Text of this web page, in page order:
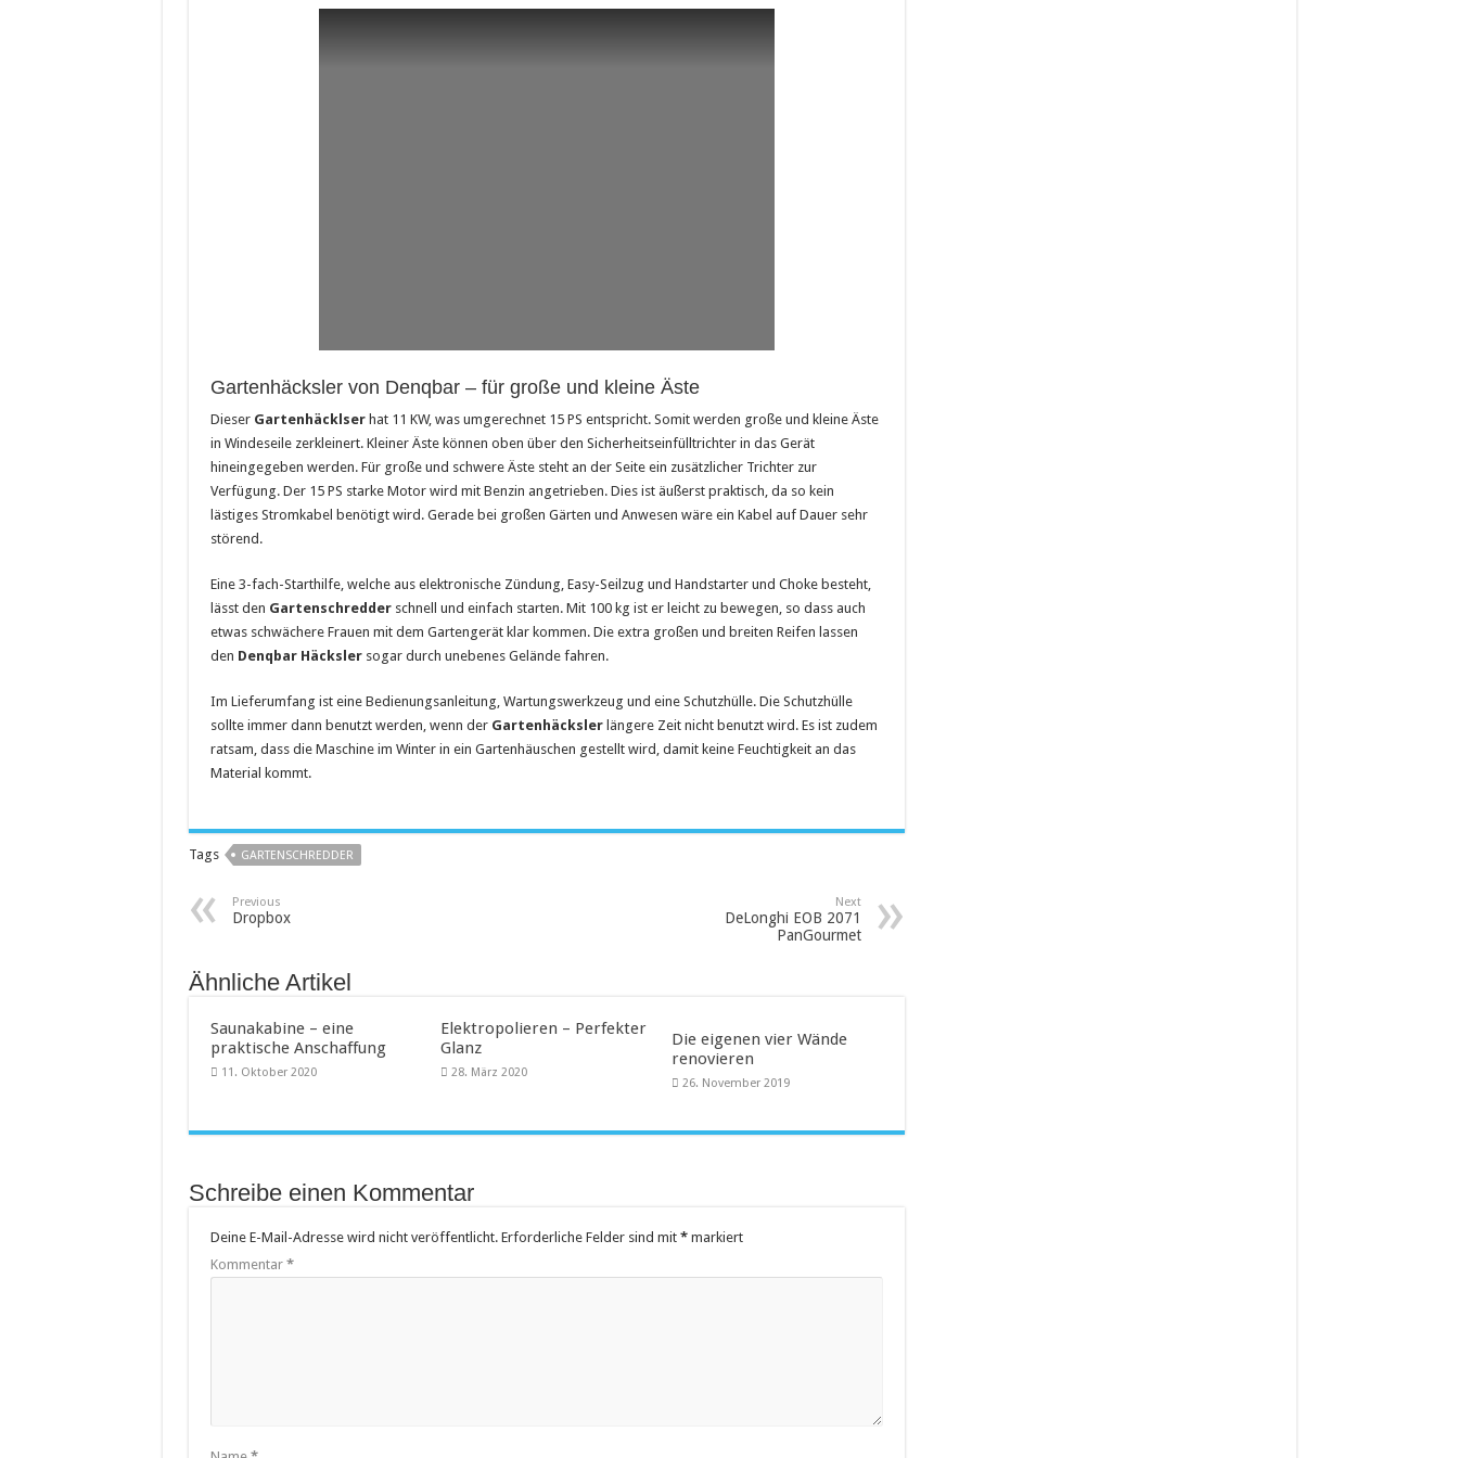
Gartenhäcksler von Denqbar – für große und kleine Äste
Dieser Gartenhäcklser hat 11 KW, was umgerechnet 15 PS entspricht. Somit werden große und kleine Äste
in Windeseile zerkleinert. Kleiner Äste können oben über den Sicherheitseinfülltrichter in das Gerät
hineingegeben werden. Für große und schwere Äste steht an der Seite ein zusätzlicher Trichter zur
Verfügung. Der 15 PS starke Motor wird mit Benzin angetrieben. Dies ist äußerst praktisch, da so kein
lästiges Stromkabel benötigt wird. Gerade bei großen Gärten und Anwesen wäre ein Kabel auf Dauer sehr
störend.
Eine 3-fach-Starthilfe, welche aus elektronische Zündung, Easy-Seilzug und Handstarter und Choke besteht,
lässt den Gartenschredderschnell und einfach starten. Mit 100 kg ist er leicht zu bewegen, so dass auch
etwas schwächere Frauen mit dem Gartengerät klar kommen. Die extra großen und breiten Reifen lassen
den Denqbar Häckslersogar durch unebenes Gelände fahren.
Im Lieferumfang ist eine Bedienungsanleitung, Wartungswerkzeug und eine Schutzhülle. Die Schutzhülle
sollte immer dann benutzt werden, wenn der Gartenhäcksler längere Zeit nicht benutzt wird. Es ist zudem
ratsam, dass die Maschine im Winter in ein Gartenhäuschen gestellt wird, damit keine Feuchtigkeit an das
Material kommt.
Tags GARTENSCHREDDER
Previous
Dropbox
Next
DeLonghi EOB 2071
PanGourmet
Ähnliche Artikel
Saunakabine – eine
praktische Anschaffung
11. Oktober 2020
Elektropolieren – Perfekter
Glanz
28. März 2020
Die eigenen vier Wände
renovieren
26. November 2019
Schreibe einen Kommentar
Deine E-Mail-Adresse wird nicht veröffentlicht. Erforderliche Felder sind mit *markiert
Kommentar *